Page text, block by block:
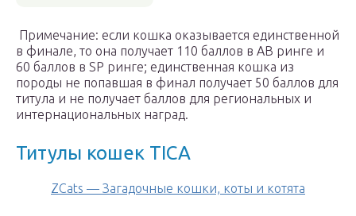
Примечание: если кошка оказывается единственной
в финале, то она получает 110 баллов в АВ ринге и
60 баллов в SP ринге; единственная кошка из
породы не попавшая в финал получает 50 баллов для
титула и не получает баллов для региональных и
интернациональных наград.
Титулы кошек TICA
ZCats — Загадочные кошки, коты и котята